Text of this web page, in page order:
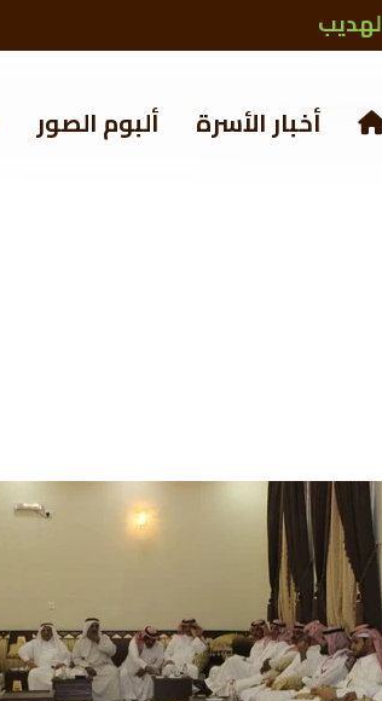
أخبار الأسرة ألبوم الصور